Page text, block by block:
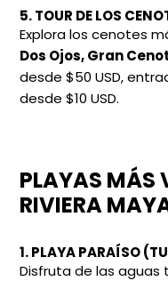
5. TOUR DE LOS
Explora los cenotes
Dos Ojos, Gran
desde $50 USD,
desde $10 USD.
PLAYAS MÁS
RIVIERA
1. PLAYA PARAÍSO
Disfruta de las aguas